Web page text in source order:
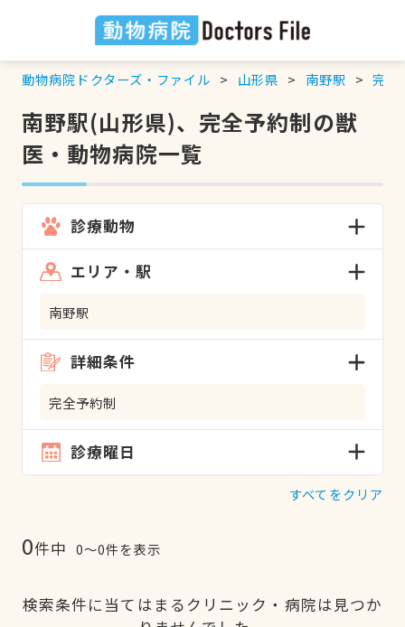
動物病院ドクターズ・ファイル 山形県 南野駅 完全
南野駅(山形県)、完全予約制の獣
医・動物病院一覧
診療動物
エリア・駅
南野駅
詳細条件
完全予約制
診療曜日
すべてをクリア
0件中 0〜0件を表示
検索条件に当てはまるクリニック・病院は見つか